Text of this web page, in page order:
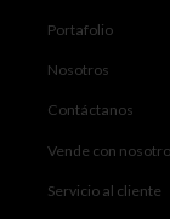
Portafolio
Nosotros
Contáctanos
Vende con
Servicio al cliente